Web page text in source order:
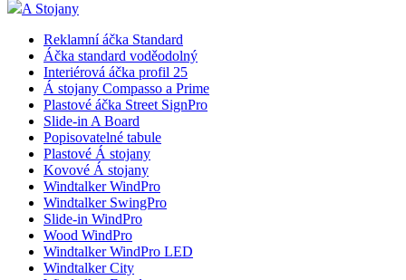
A Stojany
Reklamní áčka Standard
Áčka standard voděodolný
Interiérová áčka profil 25
Á stojany Compasso a Prime
Plastové áčka Street SignPro
Slide-in A Board
Popisovatelné tabule
Plastové Á stojany
Kovové Á stojany
Windtalker WindPro
Windtalker SwingPro
Slide-in WindPro
Wood WindPro
Windtalker WindPro LED
Windtalker City